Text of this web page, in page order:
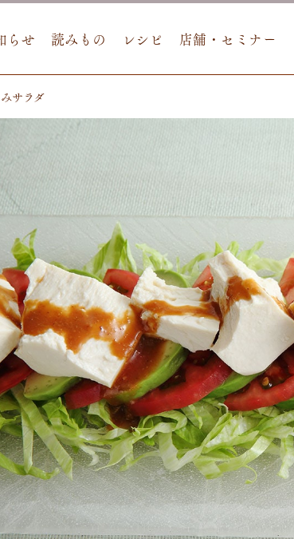
らせ 読みもの レシピ 店舗・セミナー
サラダ